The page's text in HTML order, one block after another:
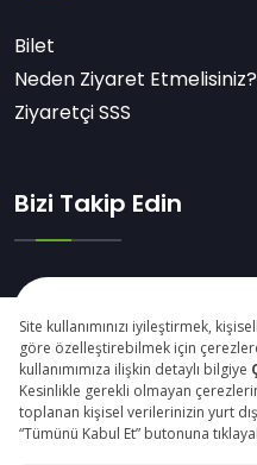
Bilet
Neden Ziyaret Etmelisiniz?
Ziyaretçi SSS
Bizi Takip Edin